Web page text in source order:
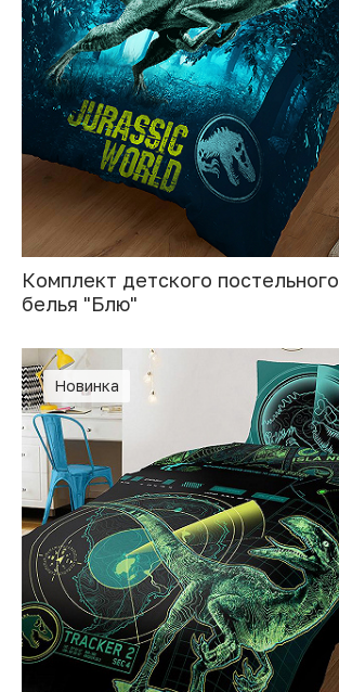
Комплект детского постельного
белья "Блю"
Новинка